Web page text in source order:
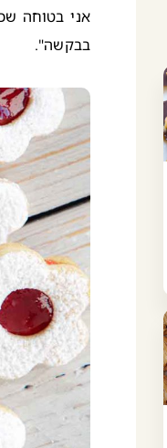
אני בטוחה
בבקשה".